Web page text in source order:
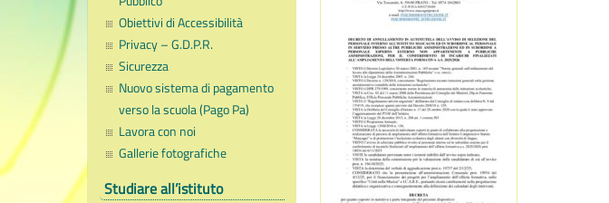
Obiettivi di Accessibilità
Privacy – G.D.P.R.
Sicurezza
Nuovo sistema di pagamento
verso la scuola (Pago Pa)
Lavora con noi
Gallerie fotografiche
Studiare all’istituto